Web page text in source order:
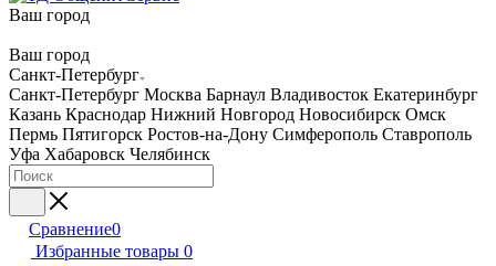
Ваш город
Ваш город
Санкт-Петербург
Санкт-Петербург Москва Барнаул Владивосток Екатеринбург
Казань Краснодар Нижний Новгород Новосибирск Омск
Пермь Пятигорск Ростов-на-Дону Симферополь Ставрополь
Уфа Хабаровск Челябинск
Сравнение0
Избранные товары 0